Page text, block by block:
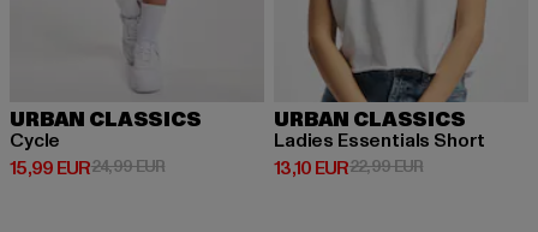
URBAN CLASSICS
Cycle
15,99 EUR
Derzeitiger Preis: 15,99 EUR
24,99 EURAktionspreis: 24,99 EUR
URBAN CLASSICS
Ladies Essentials Short
13,10 EUR
Derzeitiger Preis: 13,10 EUR
22,99 EURAktionspreis: